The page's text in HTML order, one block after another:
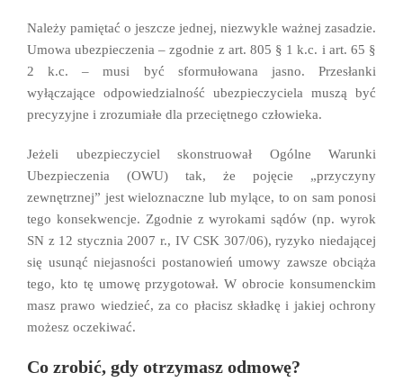
Należy pamiętać o jeszcze jednej, niezwykle ważnej zasadzie.
Umowa ubezpieczenia – zgodnie z art. 805 § 1 k.c. i art. 65 §
2 k.c. – musi być sformułowana jasno. Przesłanki
wyłączające odpowiedzialność ubezpieczyciela muszą być
precyzyjne i zrozumiałe dla przeciętnego człowieka.
Jeżeli ubezpieczyciel skonstruował Ogólne Warunki
Ubezpieczenia (OWU) tak, że pojęcie „przyczyny
zewnętrznej” jest wieloznaczne lub mylące, to on sam ponosi
tego konsekwencje. Zgodnie z wyrokami sądów (np. wyrok
SN z 12 stycznia 2007 r., IV CSK 307/06), ryzyko niedającej
się usunąć niejasności postanowień umowy zawsze obciąża
tego, kto tę umowę przygotował. W obrocie konsumenckim
masz prawo wiedzieć, za co płacisz składkę i jakiej ochrony
możesz oczekiwać.
Co zrobić, gdy otrzymasz odmowę?